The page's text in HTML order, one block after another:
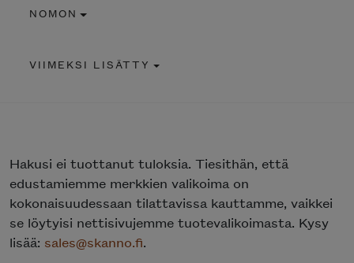
Type 2 or more characters for results.
NOMON
VIIMEKSI LISÄTTY
Hakusi ei tuottanut tuloksia. Tiesithän, että
edustamiemme merkkien valikoima on
kokonaisuudessaan tilattavissa kauttamme, vaikkei
se löytyisi nettisivujemme tuotevalikoimasta. Kysy
lisää: sales@skanno.fi.